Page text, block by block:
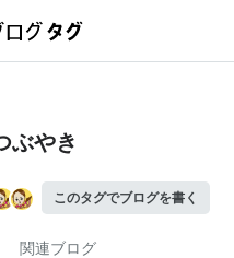
ぶやき
このタグでブログを書く
関連ブログ